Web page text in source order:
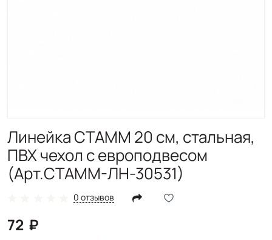
Линейка СТАММ 20 см, стальная,
ПВХ чехол с европодвесом
(Арт.СТАММ-ЛН-30531)
0 отзывов
72